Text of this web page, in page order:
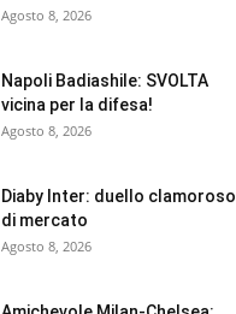
Agosto 8, 2026
Napoli Badiashile: SVOLTA
vicina per la difesa!
Agosto 8, 2026
Diaby Inter: duello clamoroso
di mercato
Agosto 8, 2026